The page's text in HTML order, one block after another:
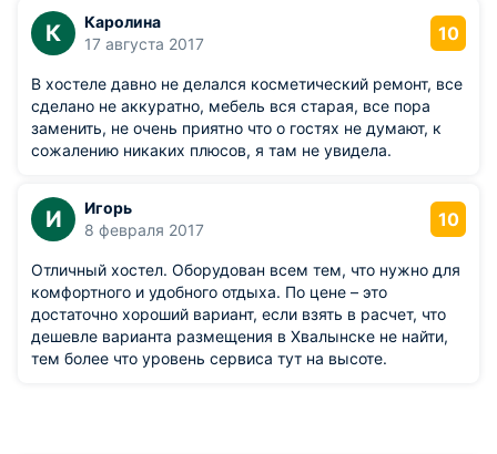
К
Каролина
17 августа 2017
10
В хостеле давно не делался косметический ремонт, все
сделано не аккуратно, мебель вся старая, все пора
заменить, не очень приятно что о гостях не думают, к
сожалению никаких плюсов, я там не увидела.
И
Игорь
8 февраля 2017
10
Отличный хостел. Оборудован всем тем, что нужно для
комфортного и удобного отдыха. По цене – это
достаточно хороший вариант, если взять в расчет, что
дешевле варианта размещения в Хвалынске не найти,
тем более что уровень сервиса тут на высоте.